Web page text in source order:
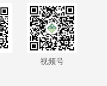
视频号